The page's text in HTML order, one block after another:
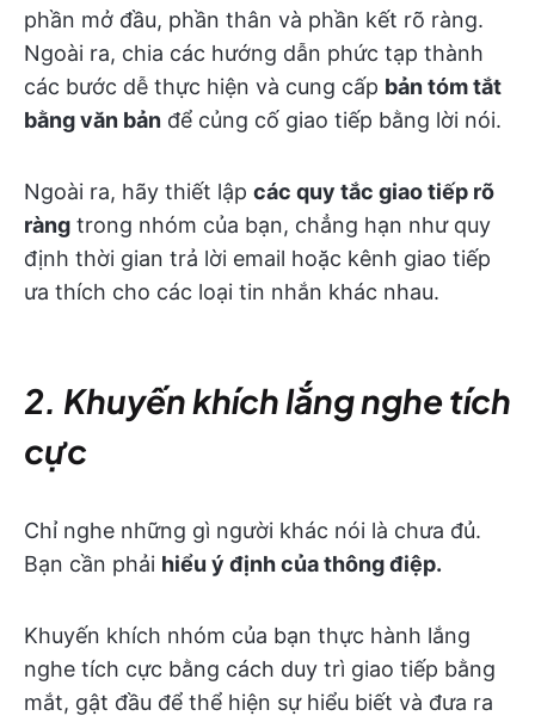
phần mở đầu, phần thân và phần kết rõ ràng.
Ngoài ra, chia các hướng dẫn phức tạp thành
các bước dễ thực hiện và cung cấp bản tóm tắt
bằng văn bản để củng cố giao tiếp bằng lời nói.
Ngoài ra, hãy thiết lập các quy tắc giao tiếp rõ
ràng trong nhóm của bạn, chẳng hạn như quy
định thời gian trả lời email hoặc kênh giao tiếp
ưa thích cho các loại tin nhắn khác nhau.
2. Khuyến khích lắng nghe tích
cực
Chỉ nghe những gì người khác nói là chưa đủ.
Bạn cần phải hiểu ý định của thông điệp.
Khuyến khích nhóm của bạn thực hành lắng
nghe tích cực bằng cách duy trì giao tiếp bằng
mắt, gật đầu để thể hiện sự hiểu biết và đưa ra